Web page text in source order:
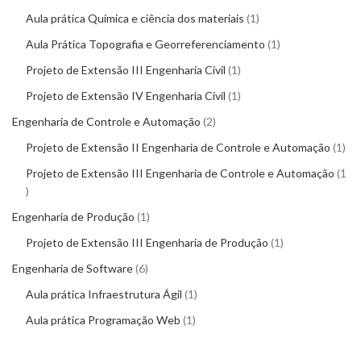
Aula prática Química e ciência dos materiais 1
Aula Prática Topografia e Georreferenciamento 1
Projeto de Extensão III Engenharia Civil 1
Projeto de Extensão IV Engenharia Civil 1
Engenharia de Controle e Automação 2
Projeto de Extensão II Engenharia de Controle e Automação 1
Projeto de Extensão III Engenharia de Controle e Automação 1
Engenharia de Produção 1
Projeto de Extensão III Engenharia de Produção 1
Engenharia de Software 6
Aula prática Infraestrutura Ágil 1
Aula prática Programação Web 1